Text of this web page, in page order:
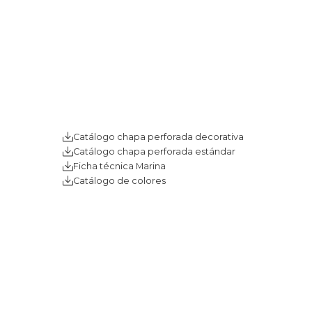
Catálogo chapa perforada decorativa
Catálogo chapa perforada estándar
Ficha técnica Marina
Catálogo de colores